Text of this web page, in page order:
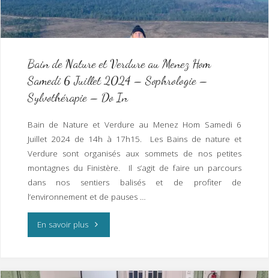
Sophro-
Danse
Relaxation
sur
Tapis
pour
saison
2024-
Bain de Nature et Verdure au Menez Hom
Samedi 6 Juillet 2024 – Sophrologie –
Sylvothérapie – Do In
Bain de Nature et Verdure au Menez Hom Samedi 6
Juillet 2024 de 14h à 17h15. Les Bains de nature et
Verdure sont organisés aux sommets de nos petites
montagnes du Finistère. Il s’agit de faire un parcours
dans nos sentiers balisés et de profiter de
l’environnement et de pauses …
En savoir plus"Bain
Nature